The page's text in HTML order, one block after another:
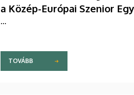
a Közép-Európai Szenior
...
TOVÁBB